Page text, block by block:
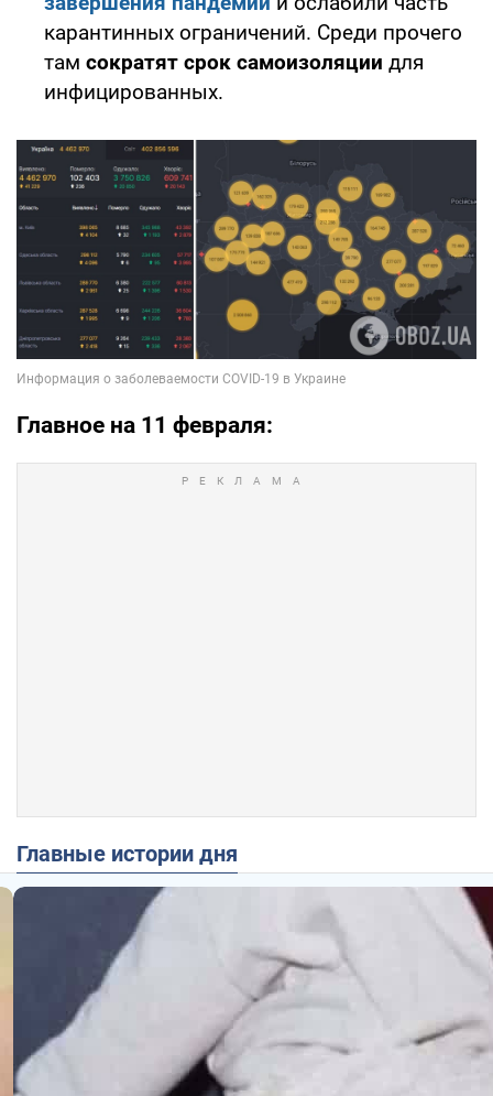
карантинных ограничений. Среди прочего
там сократят срок самоизоляции для
инфицированных.
Главное на 11 февраля:
Главные истории дня